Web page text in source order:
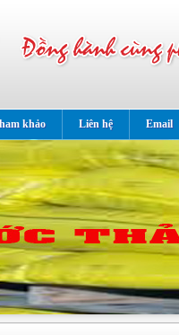
khảo Liên hệ Email